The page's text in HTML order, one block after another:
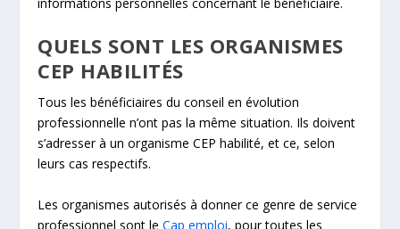
QUELS SONT LES ORGANISMES
CEP HABILITÉS
Tous les bénéficiaires du conseil en évolution
professionnelle n’ont pas la même situation. Ils doivent
s’adresser à un organisme CEP habilité, et ce, selon
leurs cas respectifs.
Les organismes autorisés à donner ce genre de service
professionnel sont leCap emploi, pour toutes les